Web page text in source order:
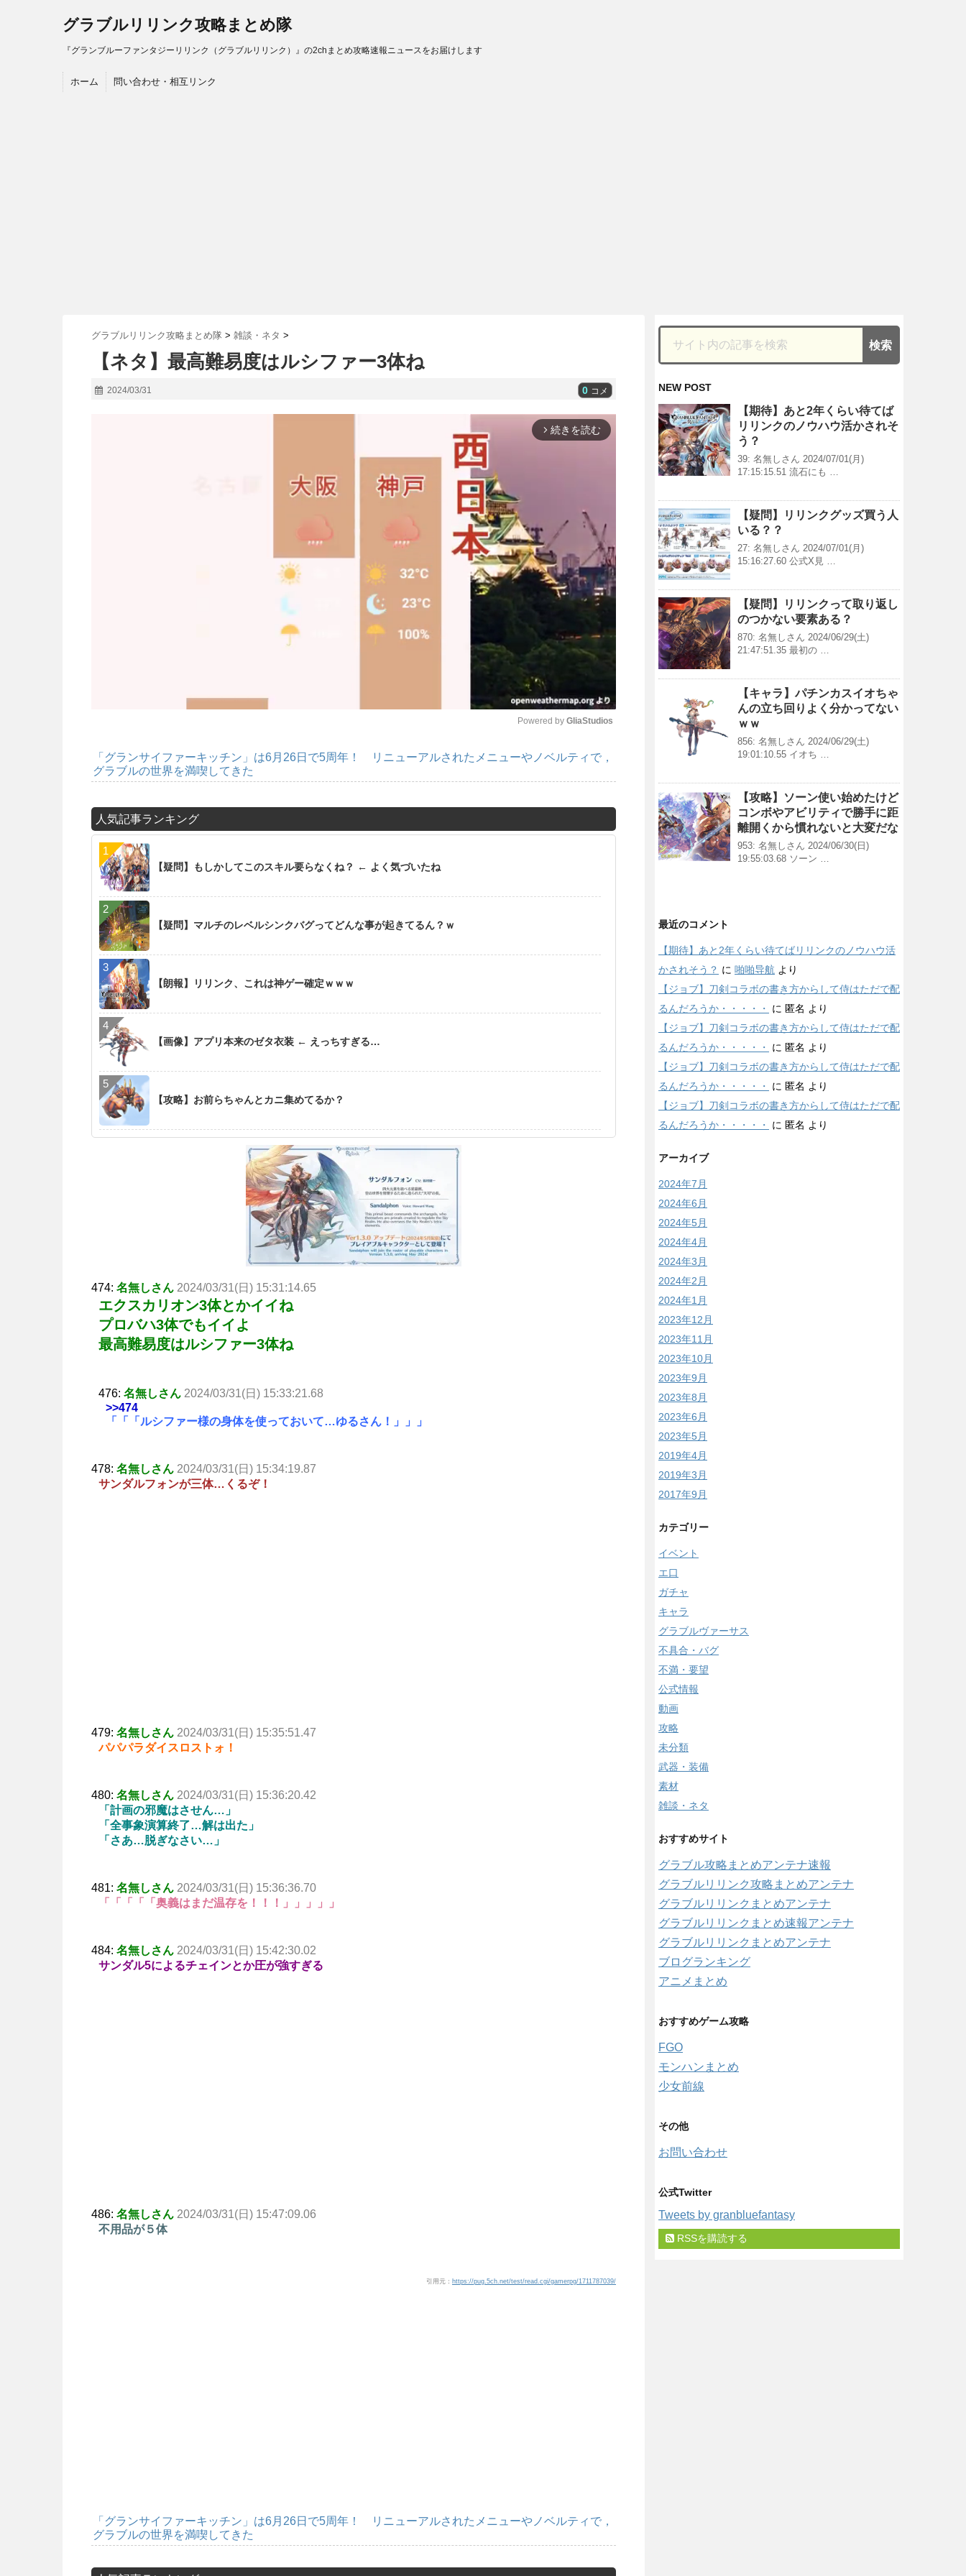
グラブルリリンク攻略まとめ隊
『グランブルーファンタジーリリンク（グラブルリリンク）』の2chまとめ攻略速報ニュースをお届けします
ホーム 問い合わせ・相互リンク
グラブルリリンク攻略まとめ隊 > 雑談・ネタ >
【ネタ】最高難易度はルシファー3体ね
2024/03/31 0 コメ
arrow_forward_ios 続きを読む
M
u
Powered by GliaStudios
「グランサイファーキッチン」は6月26日で5周年！ リニューアルされたメニューやノベルティで，
グラブルの世界を満喫してきた
人気記事ランキング
【疑問】もしかしてこのスキル要らなくね？ ← よく気づいたね
【疑問】マルチのレベルシンクバグってどんな事が起きてるん？ｗ
【朗報】リリンク、これは神ゲー確定ｗｗｗ
【画像】アプリ本来のゼタ衣装 ← えっちすぎる…
【攻略】お前らちゃんとカニ集めてるか？
474: 名無しさん 2024/03/31(日) 15:31:14.65
エクスカリオン3体とかイイね
プロバハ3体でもイイよ
最高難易度はルシファー3体ね
476: 名無しさん 2024/03/31(日) 15:33:21.68
>>474
「「「ルシファー様の身体を使っておいて…ゆるさん！」」」
478: 名無しさん 2024/03/31(日) 15:34:19.87
サンダルフォンが三体…くるぞ！
479: 名無しさん 2024/03/31(日) 15:35:51.47
パパパラダイスロストォ！
480: 名無しさん 2024/03/31(日) 15:36:20.42
「計画の邪魔はさせん…」
「全事象演算終了…解は出た」
「さあ…脱ぎなさい…」
481: 名無しさん 2024/03/31(日) 15:36:36.70
「「「「「奥義はまだ温存を！！！」」」」」
484: 名無しさん 2024/03/31(日) 15:42:30.02
サンダル5によるチェインとか圧が強すぎる
486: 名無しさん 2024/03/31(日) 15:47:09.06
不用品が５体
引用元： https://pug.5ch.net/test/read.cgi/gamerpg/1711787039/
「グランサイファーキッチン」は6月26日で5周年！ リニューアルされたメニューやノベルティで，
グラブルの世界を満喫してきた
NEW POST
【期待】あと2年くらい待てば
リリンクのノウハウ活かされそ
う？
39: 名無しさん 2024/07/01(月)
17:15:15.51 流石にも …
【疑問】リリンクグッズ買う人
いる？？
27: 名無しさん 2024/07/01(月)
15:16:27.60 公式X見 …
【疑問】リリンクって取り返し
のつかない要素ある？
870: 名無しさん 2024/06/29(土)
21:47:51.35 最初の …
【キャラ】パチンカスイオちゃ
んの立ち回りよく分かってない
ｗｗ
856: 名無しさん 2024/06/29(土)
19:01:10.55 イオち …
【攻略】ソーン使い始めたけど
コンボやアビリティで勝手に距
離開くから慣れないと大変だな
953: 名無しさん 2024/06/30(日)
19:55:03.68 ソーン …
最近のコメント
【期待】あと2年くらい待てばリリンクのノウハウ活
かされそう？ に 啪啪导航 より
【ジョブ】刀剣コラボの書き方からして侍はただで配
るんだろうか・・・・・
に 匿名 より
【ジョブ】刀剣コラボの書き方からして侍はただで配
るんだろうか・・・・・
に 匿名 より
【ジョブ】刀剣コラボの書き方からして侍はただで配
るんだろうか・・・・・
に 匿名 より
【ジョブ】刀剣コラボの書き方からして侍はただで配
るんだろうか・・・・・
に 匿名 より
アーカイブ
2024年7月
2024年6月
2024年5月
2024年4月
2024年3月
2024年2月
2024年1月
2023年12月
2023年11月
2023年10月
2023年9月
2023年8月
2023年6月
2023年5月
2019年4月
2019年3月
2017年9月
カテゴリー
イベント
エ口
ガチャ
キャラ
グラブルヴァーサス
不具合・バグ
不満・要望
公式情報
動画
攻略
未分類
武器・装備
素材
雑談・ネタ
おすすめサイト
グラブル攻略まとめアンテナ速報
グラブルリリンク攻略まとめアンテナ
グラブルリリンクまとめアンテナ
グラブルリリンクまとめ速報アンテナ
グラブルリリンクまとめアンテナ
ブログランキング
アニメまとめ
おすすめゲーム攻略
FGO
モンハンまとめ
少女前線
その他
お問い合わせ
公式Twitter
Tweets by granbluefantasy
RSSを購読する